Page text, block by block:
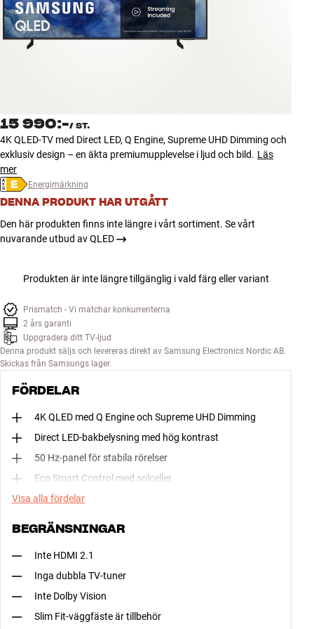
Tillbehör
NYHETER
ERBJUDANDEN
Hitta Butik
Kundtjänst
Logga in
Kundtjänst
15 990:-/ ST.
4K QLED-TV med Direct LED, Q Engine, Supreme UHD Dimming och
exklusiv design – en äkta premiumupplevelse i ljud och bild. Läs
mer
Energimärkning
DENNA PRODUKT HAR UTGÅTT
Den här produkten finns inte längre i vårt sortiment. Se vårt
nuvarande utbud av QLED
Produkten är inte längre tillgänglig i vald färg eller variant
Prismatch - Vi matchar konkurrenterna
2 års garanti
Uppgradera ditt TV-ljud
Denna produkt säljs och levereras direkt av Samsung Electronics Nordic AB.
Skickas från Samsungs lager.
FÖRDELAR
4K QLED med Q Engine och Supreme UHD Dimming
Direct LED-bakbelysning med hög kontrast
50 Hz-panel för stabila rörelser
Eco Smart Control med solceller
Visa alla fördelar
BEGRÄNSNINGAR
Inte HDMI 2.1
Inga dubbla TV-tuner
Inte Dolby Vision
Slim Fit-väggfäste är tillbehör